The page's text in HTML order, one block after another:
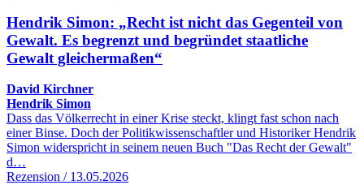
Hendrik Simon: „Recht ist nicht das Gegenteil von
Gewalt. Es begrenzt und begründet staatliche
Gewalt gleichermaßen“
David Kirchner
Hendrik Simon
Dass das Völkerrecht in einer Krise steckt, klingt fast schon nach
einer Binse. Doch der Politikwissenschaftler und Historiker Hendrik
Simon widerspricht in seinem neuen Buch "Das Recht der Gewalt"
d…
Rezension / 13.05.2026